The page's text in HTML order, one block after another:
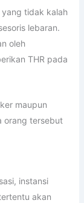
tidak kalah
lebaran.
oleh
THR pada
maupun
orang tersebut
instansi
akan